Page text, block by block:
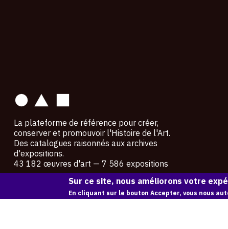
La plateforme de référence pour créer,
conserver et promouvoir l'Histoire de l'Art.
Des catalogues raisonnés aux archives
d'expositions.
43 182 œuvres d'art — 7 586 expositions
Copyright © OAM 2026. Tous droits réservés.
Sur ce site, nous améliorons votre
En cliquant sur le bouton Accepter, vous nous